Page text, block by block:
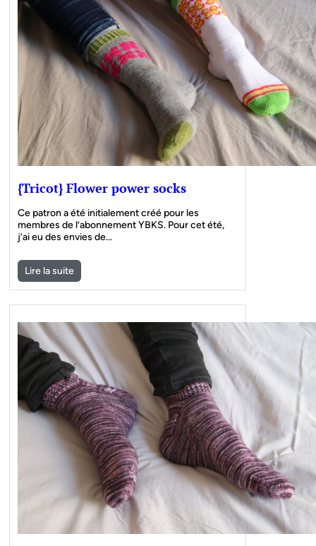
{Tricot} Flower power socks
Ce patron a été initialement créé pour les
membres de l’abonnement YBKS. Pour cet été,
j’ai eu des envies de…
Lire la suite